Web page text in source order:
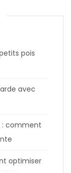
pois
avec
: comment
optimiser